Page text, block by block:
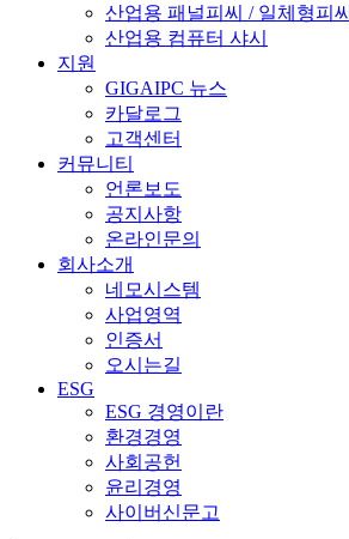
산업용 패널피씨 / 일체형피씨
산업용 컴퓨터 샤시
지원
GIGAIPC 뉴스
카달로그
고객센터
커뮤니티
언론보도
공지사항
온라인문의
회사소개
네모시스템
사업영역
인증서
오시는길
ESG
ESG 경영이란
환경경영
사회공헌
윤리경영
사이버신문고